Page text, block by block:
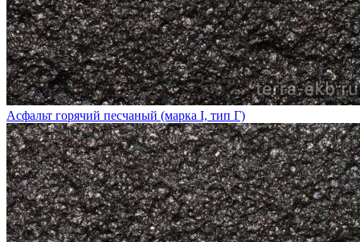
Асфальт горячий песчаный (марка I, тип Г)